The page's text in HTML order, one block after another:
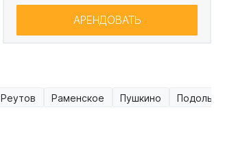
АРЕНДОВАТЬ
Реутов Раменское Пушкино Подольск